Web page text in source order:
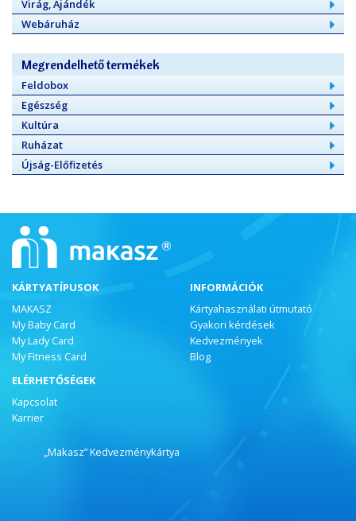
Virág, Ajándék
Webáruház
Megrendelhető termékek
Feldobox
Egészség
Kultúra
Ruházat
Újság-Előfizetés
KÁRTYATÍPUSOK
MAKASZ
My Baby Card
My Lady Card
My Fitness Card
INFORMÁCIÓK
Kártyahasználati útmutató
Gyakori kérdések
Kedvezmények
Blog
ELÉRHETŐSÉGEK
Kapcsolat
Karrier
„Makasz” Kedvezménykártya